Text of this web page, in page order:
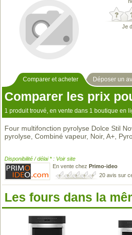
Je
Comparer et acheter Déposer un
Comparer les prix
1 produit trouvé, en vente dans 1 boutique en
Four multifonction pyrolyse Dolce Stil
pyrolyse, Combiné vapeur, Noir, A+,
Disponibilité / délai * : Voir site
En vente chez Primo-ideo
20 avis sur
Les fours dans la